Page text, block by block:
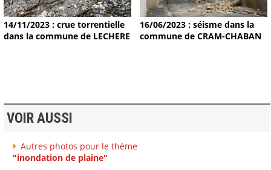
14/11/2023 : crue torrentielle
dans la commune de LECHERE
16/06/2023 : séisme dans la
commune de CRAM-CHABAN
VOIR AUSSI
Autres photos pour le thème
"inondation de plaine"